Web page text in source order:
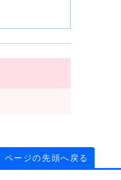
ページの先頭へ戻る